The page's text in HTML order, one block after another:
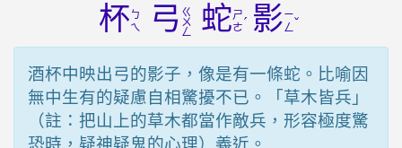
杯 ㄅ
ㄟ
弓 ㄍ
ㄨ
ㄥ 蛇ㄕ
ㄜˊ 影ㄧ
ㄥˇ
酒杯中映出弓的影子，像是有一條蛇。比喻因
無中生有的疑慮自相驚擾不已。「草木皆兵」
（註：把山上的草木都當作敵兵，形容極度驚
恐時，疑神疑鬼的心理）義近。